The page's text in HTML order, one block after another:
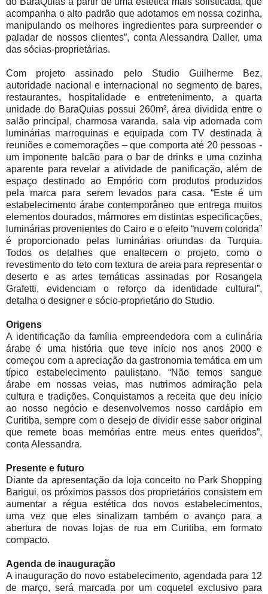
acompanha o alto padrão que adotamos em nossa cozinha,
manipulando os melhores ingredientes para surpreender o
paladar de nossos clientes”, conta Alessandra Daller, uma
das sócias-proprietárias.
Com projeto assinado pelo Studio Guilherme Bez,
autoridade nacional e internacional no segmento de bares,
restaurantes, hospitalidade e entretenimento, a quarta
unidade do BaraQuias possui 260m², área dividida entre o
salão principal, charmosa varanda, sala vip adornada com
luminárias marroquinas e equipada com TV destinada à
reuniões e comemorações – que comporta até 20 pessoas -
um imponente balcão para o bar de drinks e uma cozinha
aparente para revelar a atividade de panificação, além de
espaço destinado ao Empório com produtos produzidos
pela marca para serem levados para casa. “Este é um
estabelecimento árabe contemporâneo que entrega muitos
elementos dourados, mármores em distintas especificações,
luminárias provenientes do Cairo e o efeito “nuvem colorida”
é proporcionado pelas luminárias oriundas da Turquia.
Todos os detalhes que enaltecem o projeto, como o
revestimento do teto com textura de areia para representar o
deserto e as artes temáticas assinadas por Rosangela
Grafetti, evidenciam o reforço da identidade cultural”,
detalha o designer e sócio-proprietário do Studio.
Origens
A identificação da família empreendedora com a culinária
árabe é uma história que teve início nos anos 2000 e
começou com a apreciação da gastronomia temática em um
típico estabelecimento paulistano. “Não temos sangue
árabe em nossas veias, mas nutrimos admiração pela
cultura e tradições. Conquistamos a receita que deu início
ao nosso negócio e desenvolvemos nosso cardápio em
Curitiba, sempre com o desejo de dividir esse sabor original
que remete boas memórias entre meus entes queridos”,
conta Alessandra.
Presente e futuro
Diante da apresentação da loja conceito no Park Shopping
Barigui, os próximos passos dos proprietários consistem em
aumentar a régua estética dos novos estabelecimentos,
uma vez que eles sinalizam também o avanço para a
abertura de novas lojas de rua em Curitiba, em formato
compacto.
Agenda de inauguração
A inauguração do novo estabelecimento, agendada para 12
de março, será marcada por um coquetel exclusivo para